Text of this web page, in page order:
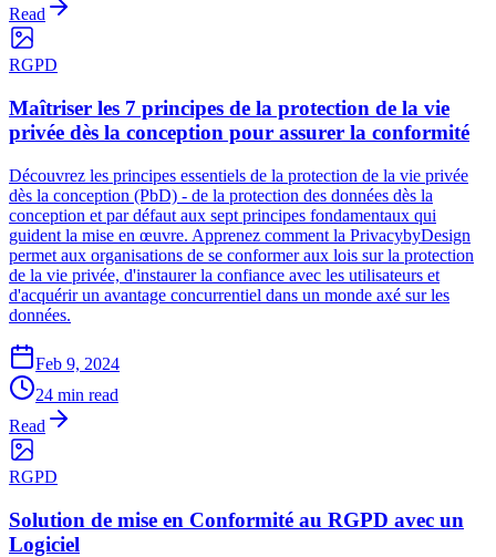
Read
RGPD
Maîtriser les 7 principes de la protection de la vie
privée dès la conception pour assurer la conformité
Découvrez les principes essentiels de la protection de la vie privée
dès la conception (PbD) - de la protection des données dès la
conception et par défaut aux sept principes fondamentaux qui
guident la mise en œuvre. Apprenez comment la PrivacybyDesign
permet aux organisations de se conformer aux lois sur la protection
de la vie privée, d'instaurer la confiance avec les utilisateurs et
d'acquérir un avantage concurrentiel dans un monde axé sur les
données.
Feb 9, 2024
24 min read
Read
RGPD
Solution de mise en Conformité au RGPD avec un
Logiciel